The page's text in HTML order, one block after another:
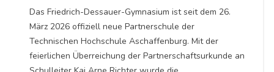
Das Friedrich-Dessauer-Gymnasium ist seit dem 26.
März 2026 offiziell neue Partnerschule der
Technischen Hochschule Aschaffenburg. Mit der
feierlichen Überreichung der Partnerschaftsurkunde an